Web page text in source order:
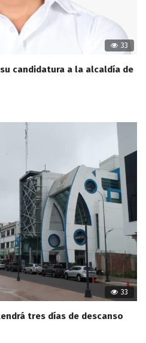
33
candidatura a la alcaldía de
33
tres días de descanso